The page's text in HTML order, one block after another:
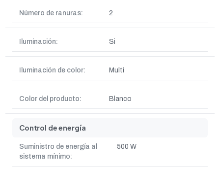
Número de ranuras: 2
Iluminación: Si
Iluminación de color: Multi
Color del producto: Blanco
Control de energía
Suministro de energía al
sistema mínimo:
500 W